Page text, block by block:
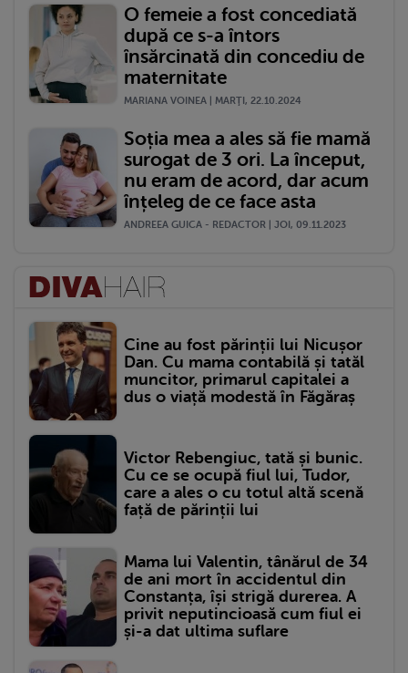
O femeie a fost concediată
după ce s-a întors
însărcinată din concediu de
maternitate
MARIANA VOINEA | MARŢI, 22.10.2024
Soția mea a ales să fie mamă
surogat de 3 ori. La început,
nu eram de acord, dar acum
înțeleg de ce face asta
ANDREEA GUICA - REDACTOR | JOI, 09.11.2023
Cine au fost părinții lui Nicușor
Dan. Cu mama contabilă și tatăl
muncitor, primarul capitalei a
dus o viață modestă în Făgăraș
Victor Rebengiuc, tată și bunic.
Cu ce se ocupă fiul lui, Tudor,
care a ales o cu totul altă scenă
față de părinții lui
Mama lui Valentin, tânărul de 34
de ani mort în accidentul din
Constanța, își strigă durerea. A
privit neputincioasă cum fiul ei
și-a dat ultima suflare